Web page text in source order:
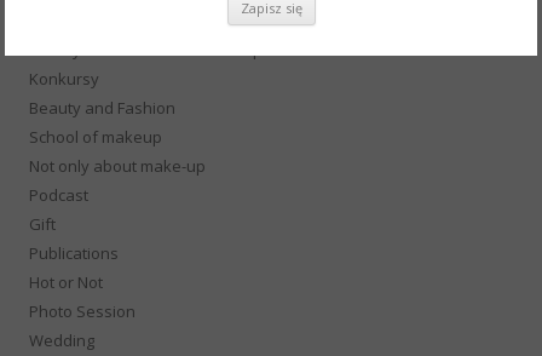
Konkursy
Beauty and Fashion
School of makeup
Not only about make-up
Podcast
Gift
Publications
Hot or Not
Photo Session
Wedding